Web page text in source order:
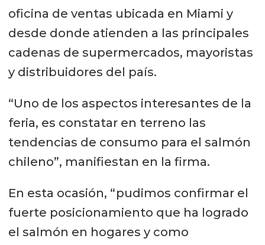
oficina de ventas ubicada en Miami y
desde donde atienden a las principales
cadenas de supermercados, mayoristas
y distribuidores del país.
“Uno de los aspectos interesantes de la
feria, es constatar en terreno las
tendencias de consumo para el salmón
chileno”, manifiestan en la firma.
En esta ocasión, “pudimos confirmar el
fuerte posicionamiento que ha logrado
el salmón en hogares y como